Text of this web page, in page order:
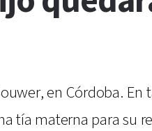
en Córdoba. En
tía materna para su